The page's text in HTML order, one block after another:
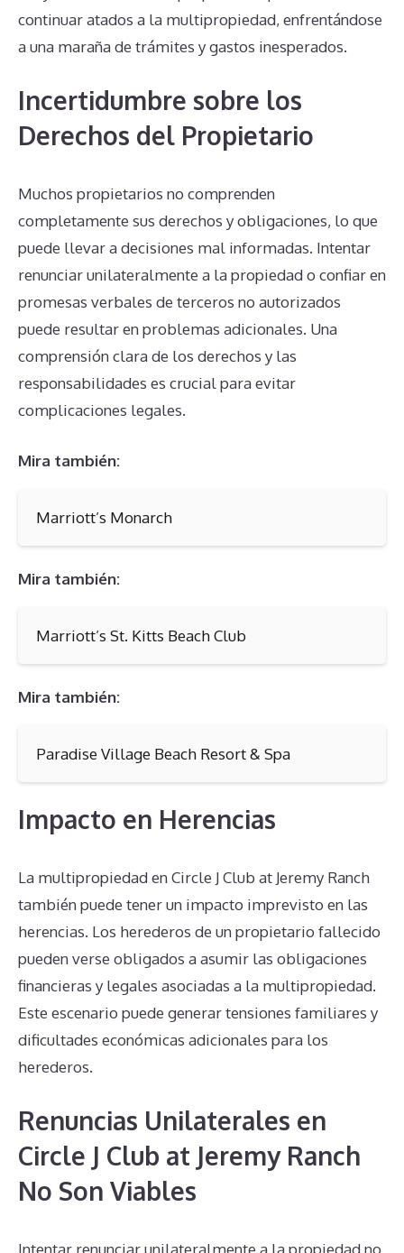
continuar atados a la multipropiedad, enfrentándose
a una maraña de trámites y gastos inesperados.
Incertidumbre sobre los
Derechos del Propietario
Muchos propietarios no comprenden
completamente sus derechos y obligaciones, lo que
puede llevar a decisiones mal informadas. Intentar
renunciar unilateralmente a la propiedad o confiar en
promesas verbales de terceros no autorizados
puede resultar en problemas adicionales. Una
comprensión clara de los derechos y las
responsabilidades es crucial para evitar
complicaciones legales.
Mira también:
Marriott’s Monarch
Mira también:
Marriott’s St. Kitts Beach Club
Mira también:
Paradise Village Beach Resort & Spa
Impacto en Herencias
La multipropiedad en Circle J Club at Jeremy Ranch
también puede tener un impacto imprevisto en las
herencias. Los herederos de un propietario fallecido
pueden verse obligados a asumir las obligaciones
financieras y legales asociadas a la multipropiedad.
Este escenario puede generar tensiones familiares y
dificultades económicas adicionales para los
herederos.
Renuncias Unilaterales en
Circle J Club at Jeremy Ranch
No Son Viables
Intentar renunciar unilateralmente a la propiedad no